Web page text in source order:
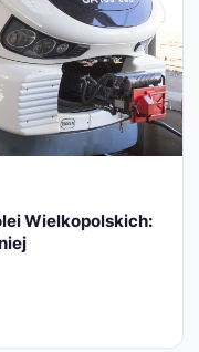
Wielkopolskich: